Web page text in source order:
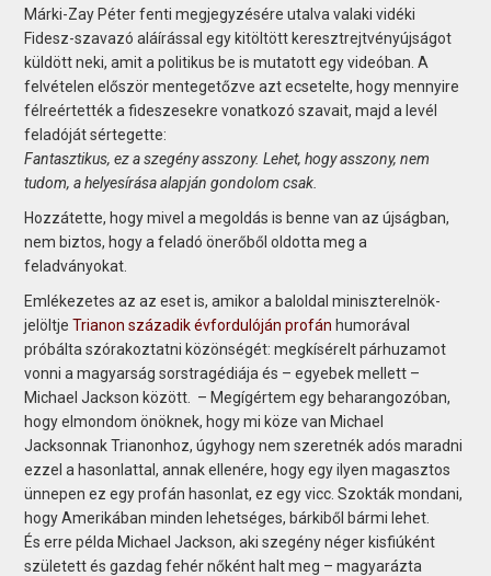
Márki-Zay Péter fenti megjegyzésére utalva valaki vidéki
Fidesz-szavazó aláírással egy kitöltött keresztrejtvényújságot
küldött neki, amit a politikus be is mutatott egy videóban. A
felvételen először mentegetőzve azt ecsetelte, hogy mennyire
félreértették a fideszesekre vonatkozó szavait, majd a levél
feladóját sértegette:
Fantasztikus, ez a szegény asszony. Lehet, hogy asszony, nem
tudom, a helyesírása alapján gondolom csak.
Hozzátette, hogy mivel a megoldás is benne van az újságban,
nem biztos, hogy a feladó önerőből oldotta meg a
feladványokat.
Emlékezetes az az eset is, amikor a baloldal miniszterelnök-
jelöltjeTrianon századik évfordulóján profán humorával
próbálta szórakoztatni közönségét: megkísérelt párhuzamot
vonni a magyarság sorstragédiája és – egyebek mellett –
Michael Jackson között. – Megígértem egy beharangozóban,
hogy elmondom önöknek, hogy mi köze van Michael
Jacksonnak Trianonhoz, úgyhogy nem szeretnék adós maradni
ezzel a hasonlattal, annak ellenére, hogy egy ilyen magasztos
ünnepen ez egy profán hasonlat, ez egy vicc. Szokták mondani,
hogy Amerikában minden lehetséges, bárkiből bármi lehet.
És erre példa Michael Jackson, aki szegény néger kisfiúként
született és gazdag fehér nőként halt meg – magyarázta